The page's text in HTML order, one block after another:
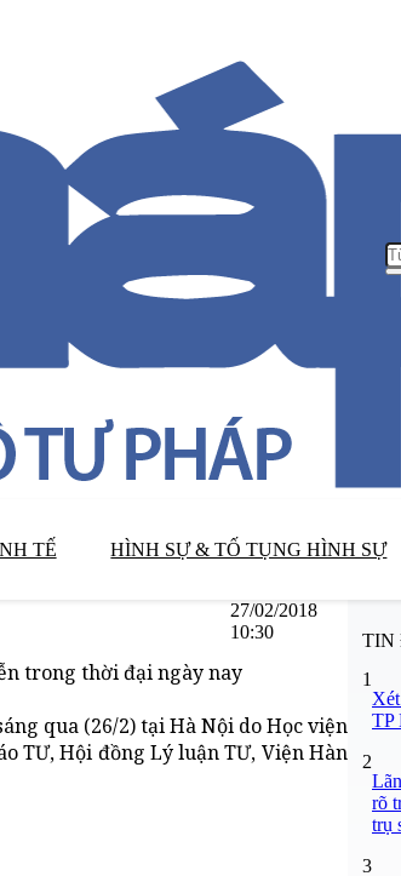
TẾ HÌNH SỰ & TỐ TỤNG HÌNH SỰ
27/02/2018
10:30
trong thời đại ngày nay
qua (26/2) tại Hà Nội do Học viện
TƯ, Hội đồng Lý luận TƯ, Viện Hàn
TIN
1
TP
2
rõ
trụ
3